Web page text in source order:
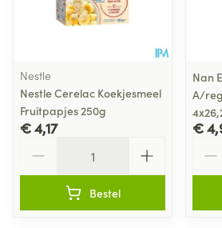
Nestle
Nestle Cerelac Koekjesmeel
Fruitpapjes 250g
€ 4,17
Bestel
Nan
A/
€